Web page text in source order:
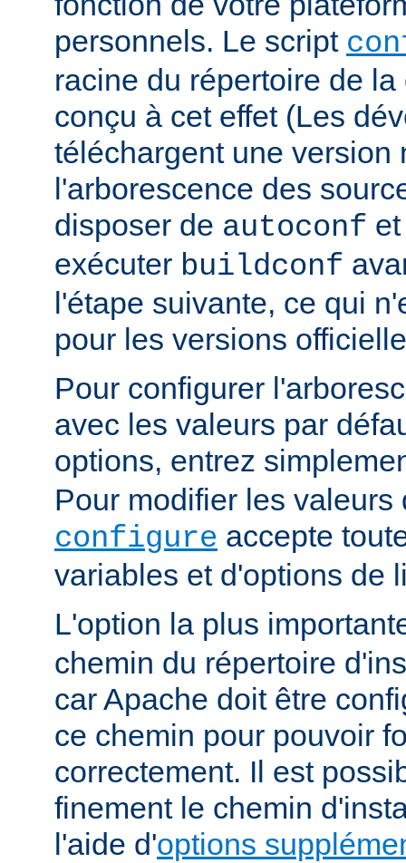
personnels. Le script
racine du répertoire de
conçu à cet effet (Les
téléchargent une version
l'arborescence des
disposer de autoconf
exécuter buildconf
l'étape suivante, ce qui
pour les versions
Pour configurer
avec les valeurs par
options, entrez
Pour modifier les valeurs
configure accepte
variables et d'options de
L'option la plus
chemin du répertoire
car Apache doit être
ce chemin pour pouvoir
correctement. Il est
finement le chemin
l'aide d'options